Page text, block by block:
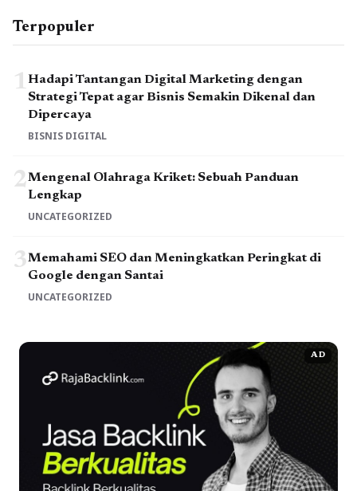
Terpopuler
1Hadapi Tantangan Digital Marketing dengan
Strategi Tepat agar Bisnis Semakin Dikenal dan
Dipercaya
BISNIS DIGITAL
2Mengenal Olahraga Kriket: Sebuah Panduan
Lengkap
UNCATEGORIZED
3Memahami SEO dan Meningkatkan Peringkat di
Google dengan Santai
UNCATEGORIZED
AD